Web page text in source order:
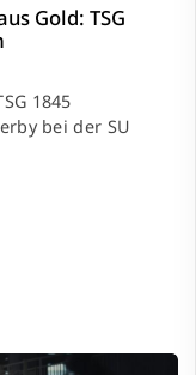
Gold: TSG
1845
bei der SU